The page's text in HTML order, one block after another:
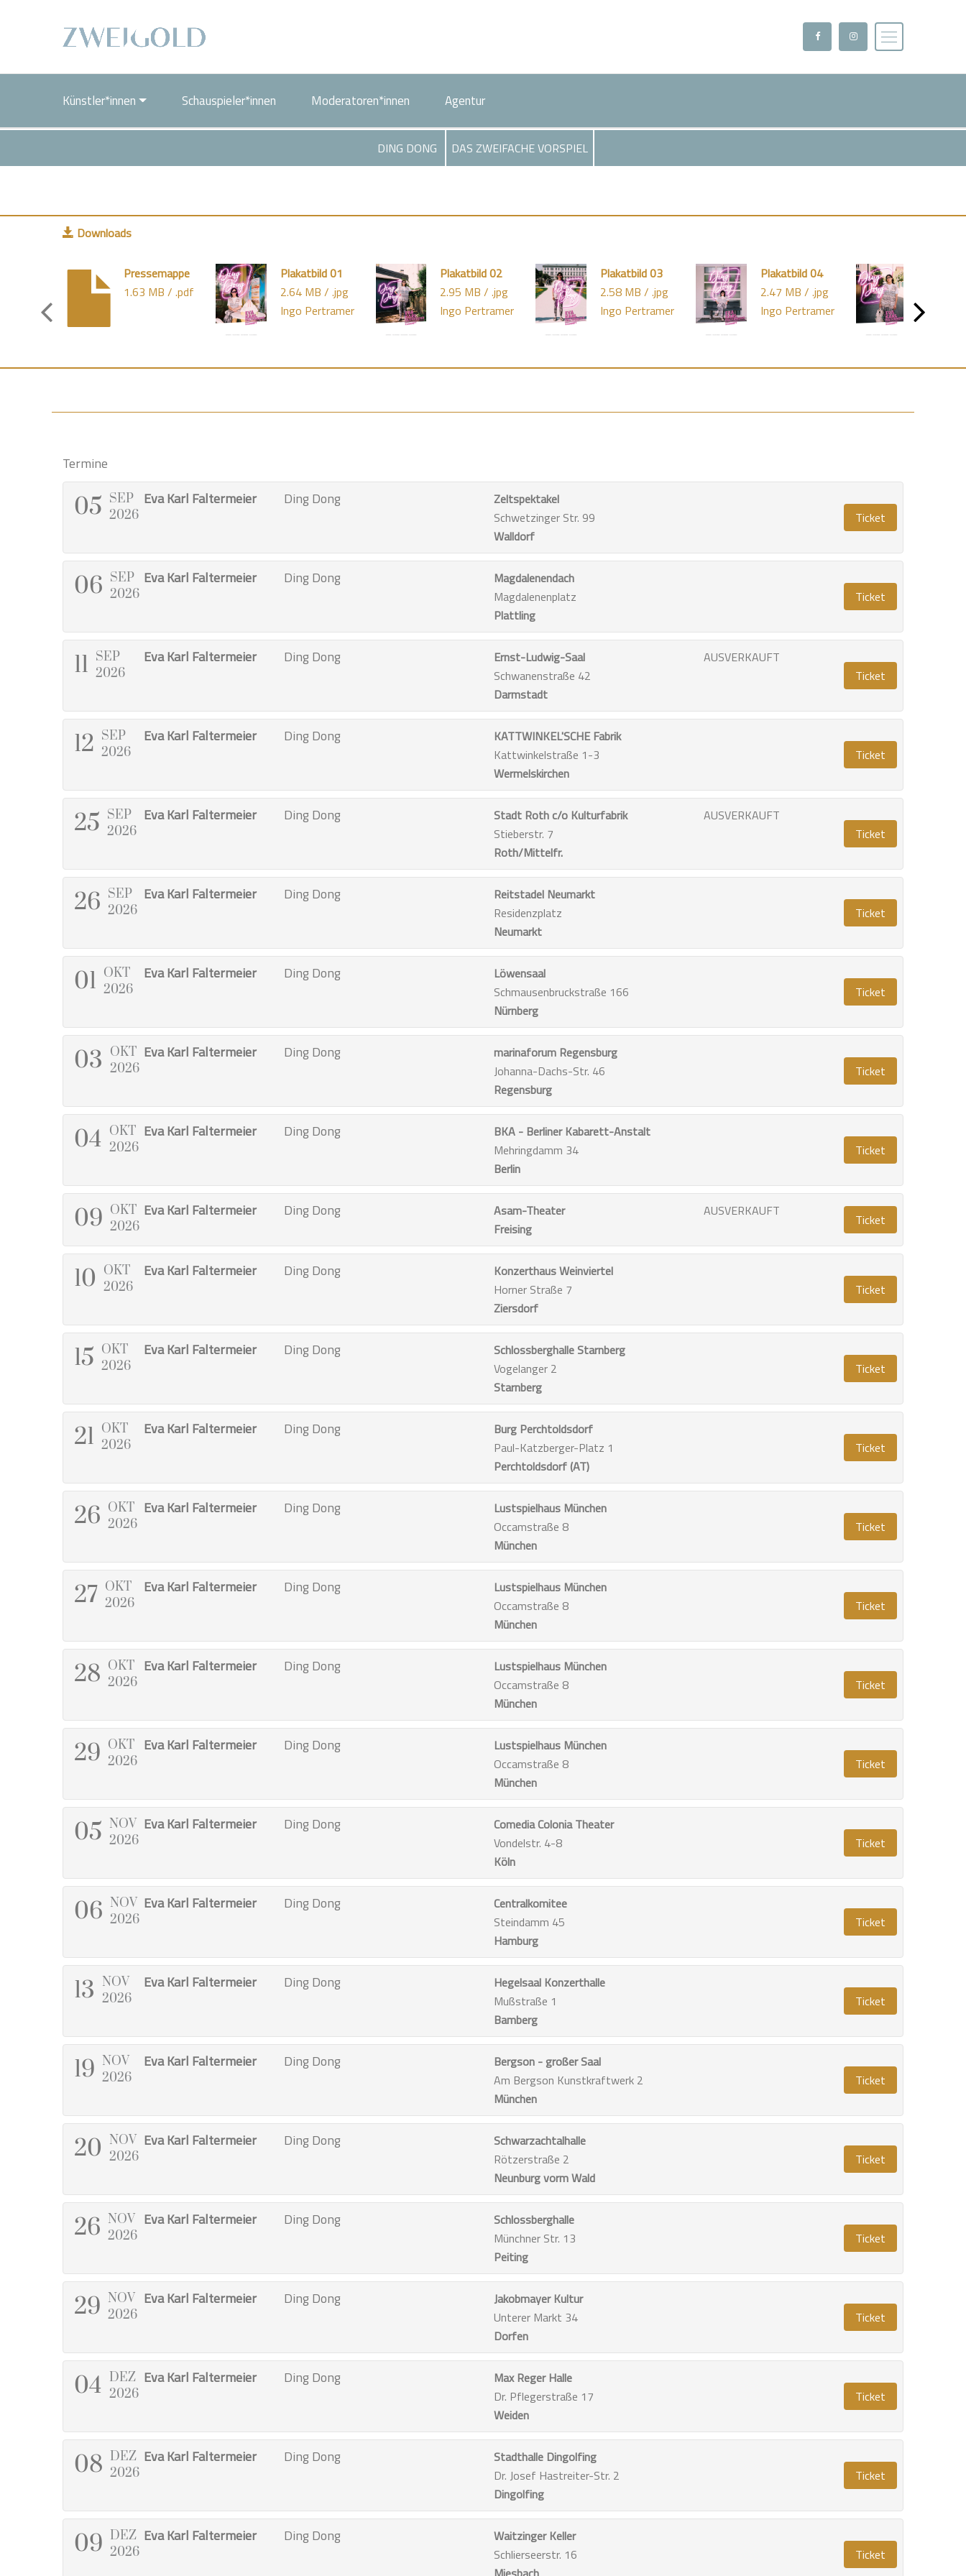
Künstler*innen Schauspieler*innen Moderatoren*innen Agentur
Eva
Karl
faltermeier.de
DING DONG DAS ZWEIFACHE VORSPIEL
Downloads
Pressemappe
1.63 MB / .pdf
Plakatbild 01
2.64 MB / .jpg
Ingo Pertramer
Plakatbild 02
2.95 MB / .jpg
Ingo Pertramer
Plakatbild 03
2.58 MB / .jpg
Ingo Pertramer
Plakatbild 04
2.47 MB / .jpg
Ingo Pertramer
Ingo
Termine
05 SEP
2026
Eva Karl Faltermeier Ding Dong
Zeltspektakel
Schwetzinger Str. 99
Walldorf
Ticket
06 SEP
2026
Eva Karl Faltermeier Ding Dong
Magdalenendach
Magdalenenplatz
Plattling
Ticket
11 SEP
2026
Eva Karl Faltermeier Ding Dong
Ernst-Ludwig-Saal
Schwanenstraße 42
Darmstadt
AUSVERKAUFT
Ticket
12 SEP
2026
Eva Karl Faltermeier Ding Dong
KATTWINKEL'SCHE Fabrik
Kattwinkelstraße 1-3
Wermelskirchen
Ticket
25 SEP
2026
Eva Karl Faltermeier Ding Dong
Stadt Roth c/o Kulturfabrik
Stieberstr. 7
Roth/Mittelfr.
AUSVERKAUFT
Ticket
26 SEP
2026
Eva Karl Faltermeier Ding Dong
Reitstadel Neumarkt
Residenzplatz
Neumarkt
Ticket
01 OKT
2026
Eva Karl Faltermeier Ding Dong
Löwensaal
Schmausenbruckstraße 166
Nürnberg
Ticket
03 OKT
2026
Eva Karl Faltermeier Ding Dong
marinaforum Regensburg
Johanna-Dachs-Str. 46
Regensburg
Ticket
04 OKT
2026
Eva Karl Faltermeier Ding Dong
BKA - Berliner Kabarett-Anstalt
Mehringdamm 34
Berlin
Ticket
09 OKT
2026
Eva Karl Faltermeier Ding Dong
Asam-Theater
Freising
AUSVERKAUFT
Ticket
10 OKT
2026
Eva Karl Faltermeier Ding Dong
Konzerthaus Weinviertel
Horner Straße 7
Ziersdorf
Ticket
15 OKT
2026
Eva Karl Faltermeier Ding Dong
Schlossberghalle Starnberg
Vogelanger 2
Starnberg
Ticket
21 OKT
2026
Eva Karl Faltermeier Ding Dong
Burg Perchtoldsdorf
Paul-Katzberger-Platz 1
Perchtoldsdorf (AT)
Ticket
26 OKT
2026
Eva Karl Faltermeier Ding Dong
Lustspielhaus München
Occamstraße 8
München
Ticket
27 OKT
2026
Eva Karl Faltermeier Ding Dong
Lustspielhaus München
Occamstraße 8
München
Ticket
28 OKT
2026
Eva Karl Faltermeier Ding Dong
Lustspielhaus München
Occamstraße 8
München
Ticket
29 OKT
2026
Eva Karl Faltermeier Ding Dong
Lustspielhaus München
Occamstraße 8
München
Ticket
05 NOV
2026
Eva Karl Faltermeier Ding Dong
Comedia Colonia Theater
Vondelstr. 4-8
Köln
Ticket
06 NOV
2026
Eva Karl Faltermeier Ding Dong
Centralkomitee
Steindamm 45
Hamburg
Ticket
13 NOV
2026
Eva Karl Faltermeier Ding Dong
Hegelsaal Konzerthalle
Mußstraße 1
Bamberg
Ticket
19 NOV
2026
Eva Karl Faltermeier Ding Dong
Bergson - großer Saal
Am Bergson Kunstkraftwerk 2
München
Ticket
20 NOV
2026
Eva Karl Faltermeier Ding Dong
Schwarzachtalhalle
Rötzerstraße 2
Neunburg vorm Wald
Ticket
26 NOV
2026
Eva Karl Faltermeier Ding Dong
Schlossberghalle
Münchner Str. 13
Peiting
Ticket
29 NOV
2026
Eva Karl Faltermeier Ding Dong
Jakobmayer Kultur
Unterer Markt 34
Dorfen
Ticket
04 DEZ
2026
Eva Karl Faltermeier Ding Dong
Max Reger Halle
Dr. Pflegerstraße 17
Weiden
Ticket
08 DEZ
2026
Eva Karl Faltermeier Ding Dong
Stadthalle Dingolfing
Dr. Josef Hastreiter-Str. 2
Dingolfing
Ticket
09 DEZ
2026
Eva Karl Faltermeier Ding Dong
Waitzinger Keller
Schlierseerstr. 16
Ticket